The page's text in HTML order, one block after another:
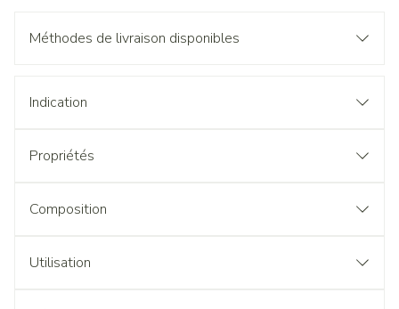
Méthodes de livraison disponibles
Indication
Propriétés
Composition
Utilisation